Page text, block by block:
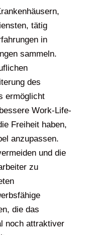
tätig
in
sammeln.
des
ermöglicht
Work-Life-
Freiheit haben,
anzupassen.
und die
zu
die das
noch attraktiver